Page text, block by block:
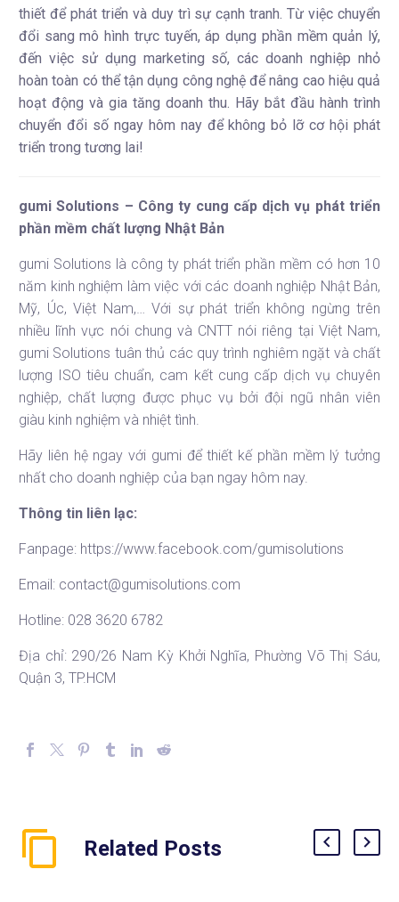
thiết để phát triển và duy trì sự cạnh tranh. Từ việc chuyển
đổi sang mô hình trực tuyến, áp dụng phần mềm quản lý,
đến việc sử dụng marketing số, các doanh nghiệp nhỏ
hoàn toàn có thể tận dụng công nghệ để nâng cao hiệu quả
hoạt động và gia tăng doanh thu. Hãy bắt đầu hành trình
chuyển đổi số ngay hôm nay để không bỏ lỡ cơ hội phát
triển trong tương lai!
gumi Solutions – Công ty cung cấp dịch vụ phát triển
phần mềm chất lượng Nhật Bản
gumi Solutions là công ty phát triển phần mềm có hơn 10
năm kinh nghiệm làm việc với các doanh nghiệp Nhật Bản,
Mỹ, Úc, Việt Nam,… Với sự phát triển không ngừng trên
nhiều lĩnh vực nói chung và CNTT nói riêng tại Việt Nam,
gumi Solutions tuân thủ các quy trình nghiêm ngặt và chất
lượng ISO tiêu chuẩn, cam kết cung cấp dịch vụ chuyên
nghiệp, chất lượng được phục vụ bởi đội ngũ nhân viên
giàu kinh nghiệm và nhiệt tình.
Hãy liên hệ ngay với gumi để thiết kế phần mềm lý tưởng
nhất cho doanh nghiệp của bạn ngay hôm nay.
Thông tin liên lạc:
Fanpage: https://www.facebook.com/gumisolutions
Email: contact@gumisolutions.com
Hotline: 028 3620 6782
Địa chỉ: 290/26 Nam Kỳ Khởi Nghĩa, Phường Võ Thị Sáu,
Quận 3, TP.HCM
Related Posts